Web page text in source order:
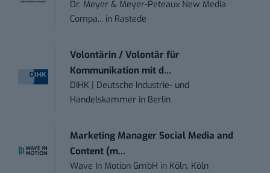
Dr. Meyer & Meyer-Peteaux New Media
Compa... in Rastede
Volontärin / Volontär für
Kommunikation mit d...
DIHK | Deutsche Industrie- und
Handelskammer in Berlin
Marketing Manager Social Media and
Content (m...
Wave In Motion GmbH in Köln, Köln